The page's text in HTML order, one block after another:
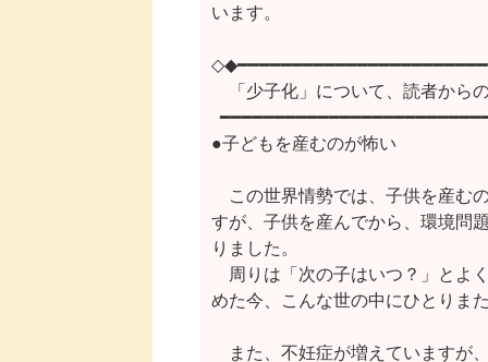
います。
「少子化」について、読者から
●子どもを産むのが怖い
この世界情勢では、子供を産む
すが、子供を産んでから、環境問
りました。
周りは「次の子はいつ？」とよ
めた今、こんな世の中にひとりま
また、不妊症が増えていますが